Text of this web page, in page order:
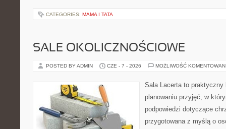
CATEGORIES: MAMA I TATA
SALE OKOLICZNOŚCIOWE
POSTED BY ADMIN CZE - 7 - 2026 MOŻLIWOŚĆ
Sala Lacerta to praktyczny
planowaniu przyjęć, w
podpowiedzi dotyczące
przygotowana z myślą o